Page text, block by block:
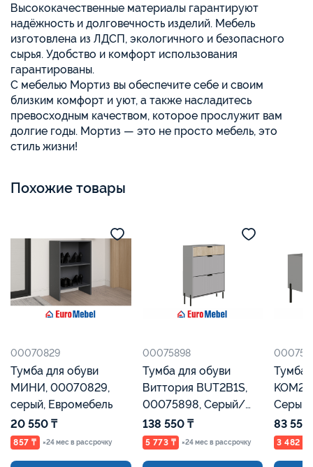
Высококачественные материалы гарантируют
надёжность и долговечность изделий. Мебель
изготовлена из ЛДСП, экологичного и безопасного
сырья. Удобство и комфорт использования
гарантированы.
С мебелью Мортиз вы обеспечите себе и своим
близким комфорт и уют, а также насладитесь
превосходным качеством, которое прослужит вам
долгие годы. Мортиз — это не просто мебель, это
стиль жизни!
Похожие товары
00070829
Тумба для обуви
МИНИ, 00070829,
серый, Евромебель
20 550 ₸
857 ₸ ×24 мес в рассрочку
00075898
Тумба для обуви
Виттория BUT2B1S,
00075898, Серый/
Французская ель,
Евромебель
138 550 ₸
5 773 ₸ ×24 мес в рассрочку
Тумба
Серый,
83 550
3 482 ₸